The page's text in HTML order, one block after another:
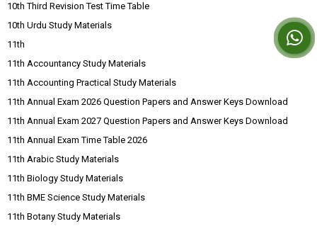
10th Third Revision Test Time Table
10th Urdu Study Materials
11th
11th Accountancy Study Materials
11th Accounting Practical Study Materials
11th Annual Exam 2026 Question Papers and Answer Keys Download
11th Annual Exam 2027 Question Papers and Answer Keys Download
11th Annual Exam Time Table 2026
11th Arabic Study Materials
11th Biology Study Materials
11th BME Science Study Materials
11th Botany Study Materials